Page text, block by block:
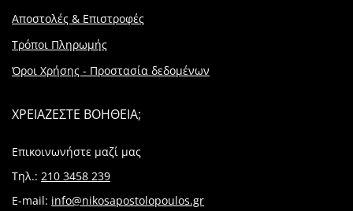
Αποστολές & Επιστροφές
Τρόποι Πληρωμής
Όροι Χρήσης - Προστασία δεδομένων
ΧΡΕΙΑΖΕΣΤΕ ΒΟΗΘΕΙΑ;
Επικοινωνήστε μαζί μας
Τηλ.: 210 3458 239
E-mail: info@nikosapostolopoulos.gr